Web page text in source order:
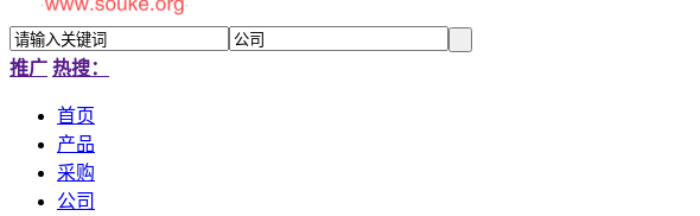
推广 热搜：
首页
产品
采购
公司